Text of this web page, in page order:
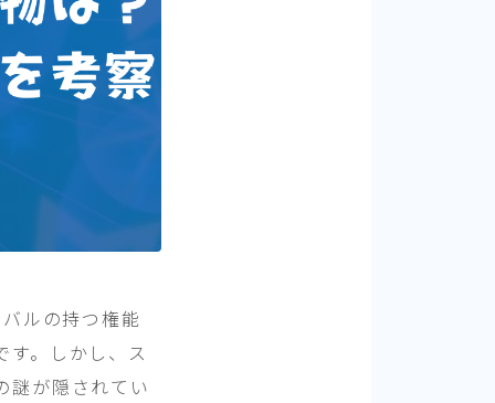
ルの持つ権能
。しかし、ス
謎が隠されてい